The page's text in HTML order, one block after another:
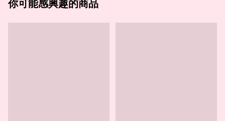
你可能感興趣的商品